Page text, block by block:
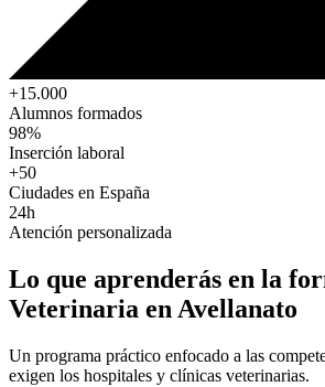
+15.000
Alumnos formados
98%
Inserción laboral
+50
Ciudades en España
24h
Atención personalizada
Lo que aprenderás en la
Veterinaria en Avellanato
Un programa práctico enfocado a las
exigen los hospitales y clínicas veterinarias.